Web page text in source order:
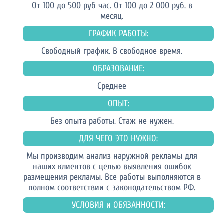
От 100 до 500 руб час. От 100 до 2 000 руб. в
месяц.
ГРАФИК РАБОТЫ:
Свободный график. В свободное время.
ОБРАЗОВАНИЕ:
Среднее
ОПЫТ:
Без опыта работы. Стаж не нужен.
ДЛЯ ЧЕГО ЭТО НУЖНО:
Мы производим анализ наружной рекламы для
наших клиентов с целью выявления ошибок
размещения рекламы. Все работы выполняются в
полном соответствии с законодательством РФ.
УСЛОВИЯ и ОБЯЗАННОСТИ: